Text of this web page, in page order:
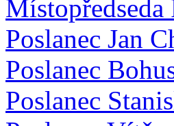
Místopředseda
Poslanec Jan
Poslanec
Poslanec